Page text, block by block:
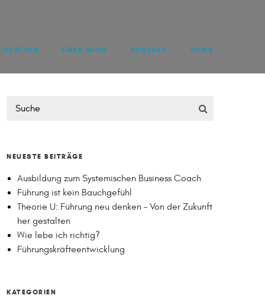
ÜBER MICH KONTAKT NEWS
NEUESTE BEITRÄGE
Ausbildung zum Systemischen Business Coach
Führung ist kein Bauchgefühl
Theorie U: Führung neu denken – Von der Zukunft
her gestalten
Wie lebe ich richtig?
Führungskräfteentwicklung
KATEGORIEN